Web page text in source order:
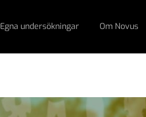
Egna undersökningar Om Novus